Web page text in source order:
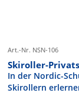
Art.-Nr. NSN-106
Skiroller-
In der Nordic-
Skirollern